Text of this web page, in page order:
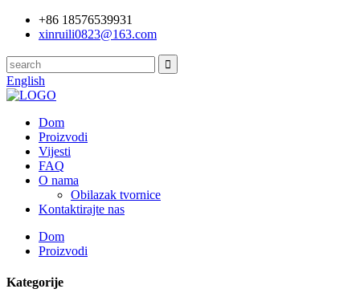
+86 18576539931
xinruili0823@163.com
English
Dom
Proizvodi
Vijesti
FAQ
O nama
Obilazak tvornice
Kontaktirajte nas
Dom
Proizvodi
Kategorije